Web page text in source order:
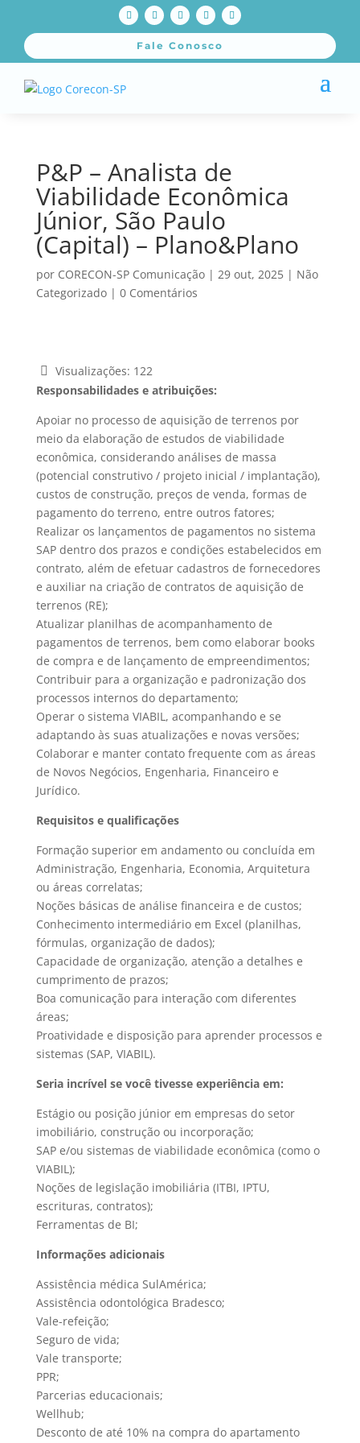
Fale Conosco
P&P – Analista de
Viabilidade Econômica
Júnior, São Paulo
(Capital) – Plano&Plano
por CORECON-SP Comunicação| 29 out, 2025| Não
Categorizado| 0 Comentários
Visualizações: 122
Responsabilidades e atribuições:
Apoiar no processo de aquisição de terrenos por
meio da elaboração de estudos de viabilidade
econômica, considerando análises de massa
(potencial construtivo / projeto inicial / implantação),
custos de construção, preços de venda, formas de
pagamento do terreno, entre outros fatores;
Realizar os lançamentos de pagamentos no sistema
SAP dentro dos prazos e condições estabelecidos em
contrato, além de efetuar cadastros de fornecedores
e auxiliar na criação de contratos de aquisição de
terrenos (RE);
Atualizar planilhas de acompanhamento de
pagamentos de terrenos, bem como elaborar books
de compra e de lançamento de empreendimentos;
Contribuir para a organização e padronização dos
processos internos do departamento;
Operar o sistema VIABIL, acompanhando e se
adaptando às suas atualizações e novas versões;
Colaborar e manter contato frequente com as áreas
de Novos Negócios, Engenharia, Financeiro e
Jurídico.
Requisitos e qualificações
Formação superior em andamento ou concluída em
Administração, Engenharia, Economia, Arquitetura
ou áreas correlatas;
Noções básicas de análise financeira e de custos;
Conhecimento intermediário em Excel (planilhas,
fórmulas, organização de dados);
Capacidade de organização, atenção a detalhes e
cumprimento de prazos;
Boa comunicação para interação com diferentes
áreas;
Proatividade e disposição para aprender processos e
sistemas (SAP, VIABIL).
Seria incrível se você tivesse experiência em:
Estágio ou posição júnior em empresas do setor
imobiliário, construção ou incorporação;
SAP e/ou sistemas de viabilidade econômica (como o
VIABIL);
Noções de legislação imobiliária (ITBI, IPTU,
escrituras, contratos);
Ferramentas de BI;
Informações adicionais
Assistência médica SulAmérica;
Assistência odontológica Bradesco;
Vale-refeição;
Seguro de vida;
Vale transporte;
PPR;
Parcerias educacionais;
Wellhub;
Desconto de até 10% na compra do apartamento